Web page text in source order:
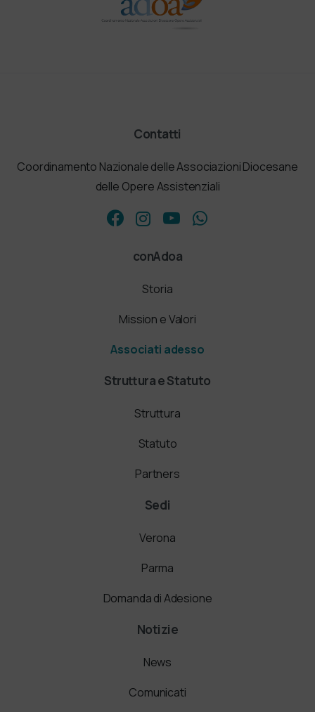
Contatti
Coordinamento Nazionale delle Associazioni Diocesane
delle Opere Assistenziali
conAdoa
Storia
Mission e Valori
Associati adesso
Struttura e Statuto
Struttura
Statuto
Partners
Sedi
Verona
Parma
Domanda di Adesione
Notizie
News
Comunicati